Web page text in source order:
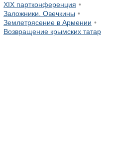
XIX партконференция
Заложники. Овечкины
Землетрясение в Армении
Возвращение крымских татар